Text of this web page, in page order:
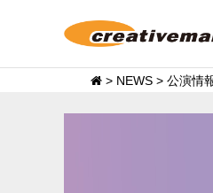
> NEWS > 公演情